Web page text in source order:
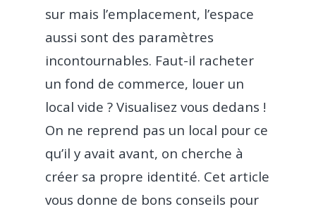
sur mais l’emplacement, l’espace
aussi sont des paramètres
incontournables. Faut-il racheter
un fond de commerce, louer un
local vide ? Visualisez vous dedans !
On ne reprend pas un local pour ce
qu’il y avait avant, on cherche à
créer sa propre identité. Cet article
vous donne de bons conseils pour